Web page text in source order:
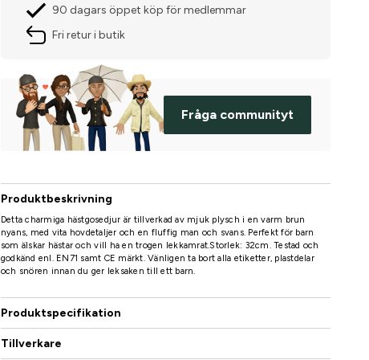
90 dagars öppet köp för medlemmar
Fri retur i butik
Fråga communityt
Produktbeskrivning
Detta charmiga hästgosedjur är tillverkad av mjuk plysch i en varm brun
nyans, med vita hovdetaljer och en fluffig man och svans. Perfekt för barn
som älskar hästar och vill ha en trogen lekkamrat.Storlek: 32cm. Testad och
godkänd enl. EN71 samt CE märkt. Vänligen ta bort alla etiketter, plastdelar
och snören innan du ger leksaken till ett barn.
Produktspecifikation
Tillverkare